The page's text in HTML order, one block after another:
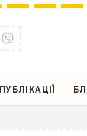
ПУБЛІКАЦІЇ